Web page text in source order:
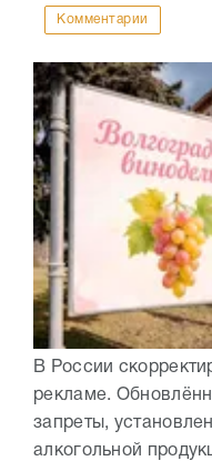
Комментарии
В России
рекламе.
запреты,
алкогольной